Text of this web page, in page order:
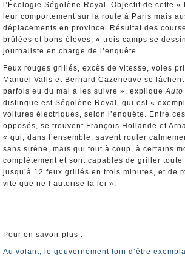
l’Écologie Ségolène Royal. Objectif de cette
leur comportement sur la route à Paris mais
déplacements en province. Résultat des
brûlées et bons élèves, « trois camps se
journaliste en charge de l’enquête.
Feux rouges grillés, excès de vitesse, voies
Manuel Valls et Bernard Cazeneuve se
parfois eu du mal à les suivre », expliqueAuto
distingue est Ségolène Royal, qui est «
voitures électriques, selon l’enquête. Entre
opposés, se trouvent François Hollande et
« qui, dans l’ensemble, savent rouler
sans sirène, mais qui tout à coup, à certains
complètement et sont capables de griller
jusqu’à 12 feux grillés en trois minutes, et de
vite que ne l’autorise la loi ».
Pour en savoir plus :
Au volant, le gouvernement loin d’être